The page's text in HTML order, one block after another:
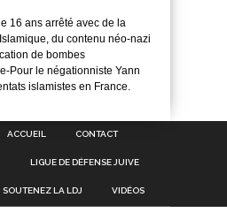
16 ans arrêté avec de la
du contenu néo-nazi
de bombes
Pour le négationniste Yann
islamistes en France.
ACCUEIL CONTACT
LIGUE DE DÉFENSE JUIVE
SOUTENEZ LA LDJ VIDÉOS